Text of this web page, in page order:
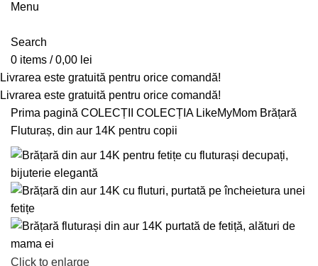
Menu
Search
0 items / 0,00 lei
Livrarea este gratuită pentru orice comandă!
Livrarea este gratuită pentru orice comandă!
Prima pagină COLECȚII COLECȚIA LikeMyMom Brățară
Fluturaș, din aur 14K pentru copii
Click to enlarge